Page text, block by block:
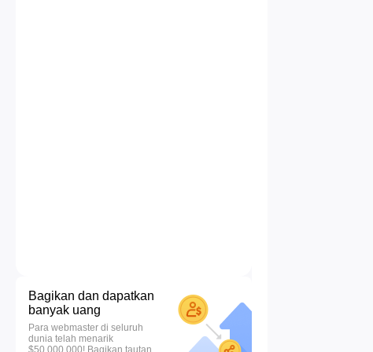
Bagikan dan dapatkan
banyak uang
Para webmaster di seluruh
dunia telah menarik
$50.000.000! Bagikan tautan